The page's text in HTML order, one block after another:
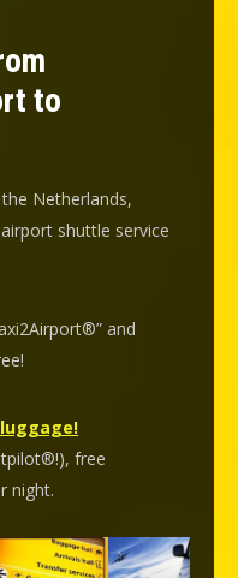
to
Netherlands,
shuttle service
and
!
free
night.